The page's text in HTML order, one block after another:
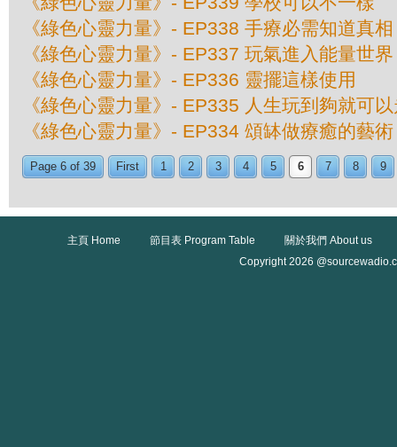
《綠色心靈力量》- EP338 手療必需知道真相
《綠色心靈力量》- EP337 玩氣進入能量世界
《綠色心靈力量》- EP336 靈擺這樣使用
《綠色心靈力量》- EP335 人生玩到夠就可
《綠色心靈力量》- EP334 頌缽做療癒的藝術
Page 6 of 39 First 1 2 3 4 5 6 7 8 9
主頁 Home 節目表 Program Table
關於我們 About us
Copyright 2026